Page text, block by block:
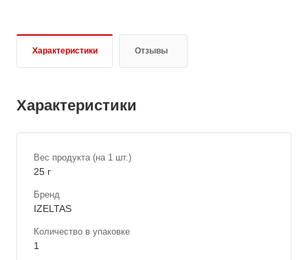
Характеристики Отзывы
Характеристики
Вес продукта (на 1 шт.)
25 г
Бренд
IZELTAS
Количество в упаковке
1